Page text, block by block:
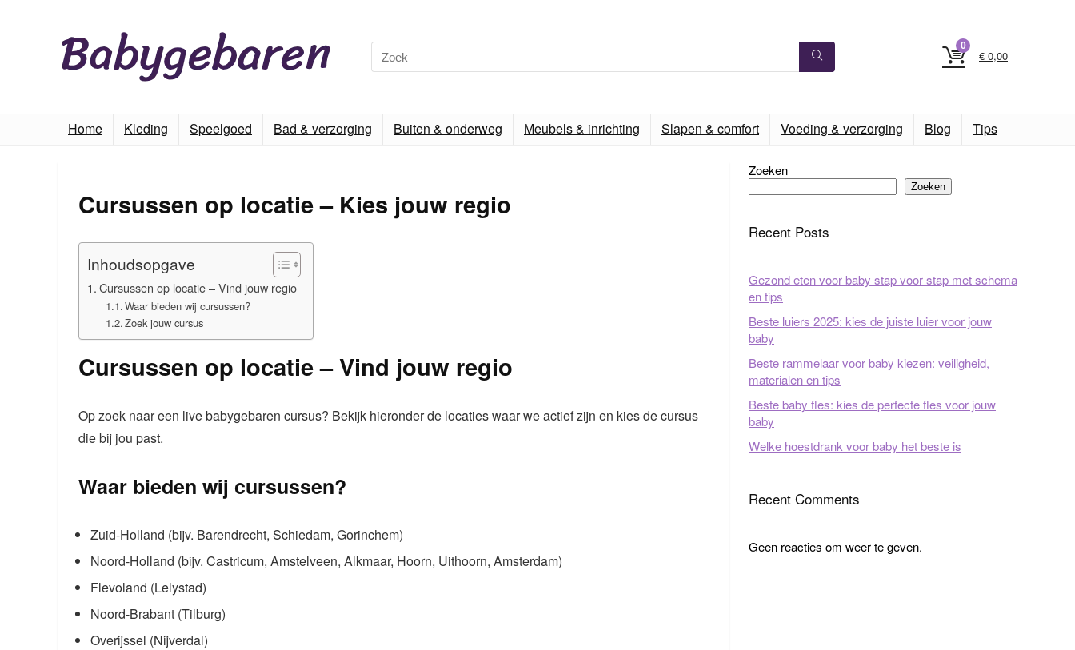
0
€ 0,00
Home Kleding Speelgoed Bad & verzorging Buiten & onderweg Meubels & inrichting Slapen & comfort Voeding & verzorging Blog Tips
Cursussen op locatie – Kies jouw regio
Inhoudsopgave
Cursussen op locatie – Vind jouw regio
Waar bieden wij cursussen?
Zoek jouw cursus
Cursussen op locatie – Vind jouw regio
Op zoek naar een live babygebaren cursus? Bekijk hieronder de locaties waar we actief zijn en kies de cursus
die bij jou past.
Waar bieden wij cursussen?
Zuid-Holland (bijv. Barendrecht, Schiedam, Gorinchem)
Noord-Holland (bijv. Castricum, Amstelveen, Alkmaar, Hoorn, Uithoorn, Amsterdam)
Flevoland (Lelystad)
Noord-Brabant (Tilburg)
Overijssel (Nijverdal)
Zoeken
Zoeken
Recent Posts
Gezond eten voor baby stap voor stap met schema
en tips
Beste luiers 2025: kies de juiste luier voor jouw
baby
Beste rammelaar voor baby kiezen: veiligheid,
materialen en tips
Beste baby fles: kies de perfecte fles voor jouw
baby
Welke hoestdrank voor baby het beste is
Recent Comments
Geen reacties om weer te geven.